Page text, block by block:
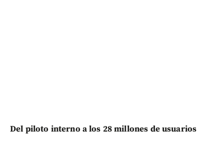
Del piloto interno a los 28 millones de usuarios